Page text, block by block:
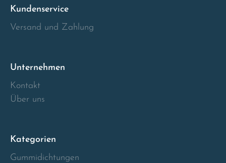
Kundenservice
Versand und Zahlung
Unternehmen
Kontakt
Über uns
Kategorien
Gummidichtungen
Italia
Luxembourg
Malta